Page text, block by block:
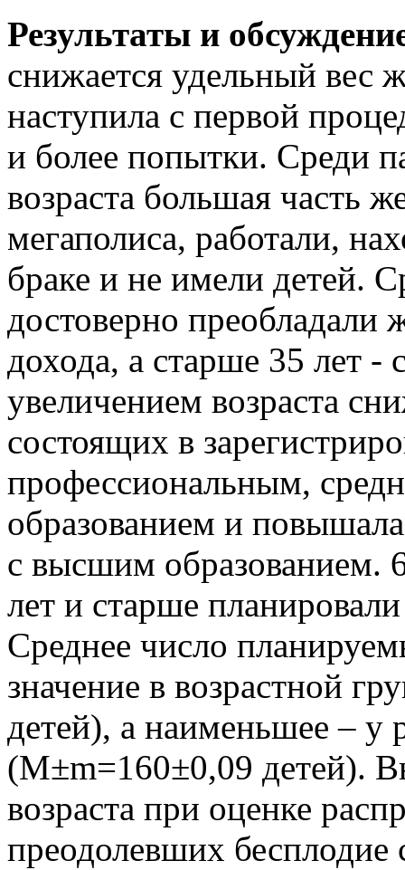
Результаты и
снижается удельный вес
наступила с первой
и более попытки. Среди
возраста большая часть
мегаполиса, работали,
браке и не имели детей.
достоверно
дохода, а старше 35 лет -
увеличением возраста
состоящих в
профессиональным,
образованием и
с высшим образованием.
лет и старше
Среднее число
значение в возрастной
детей), а наименьшее – у
(М±m=160±0,09 детей).
возраста при оценке
преодолевших